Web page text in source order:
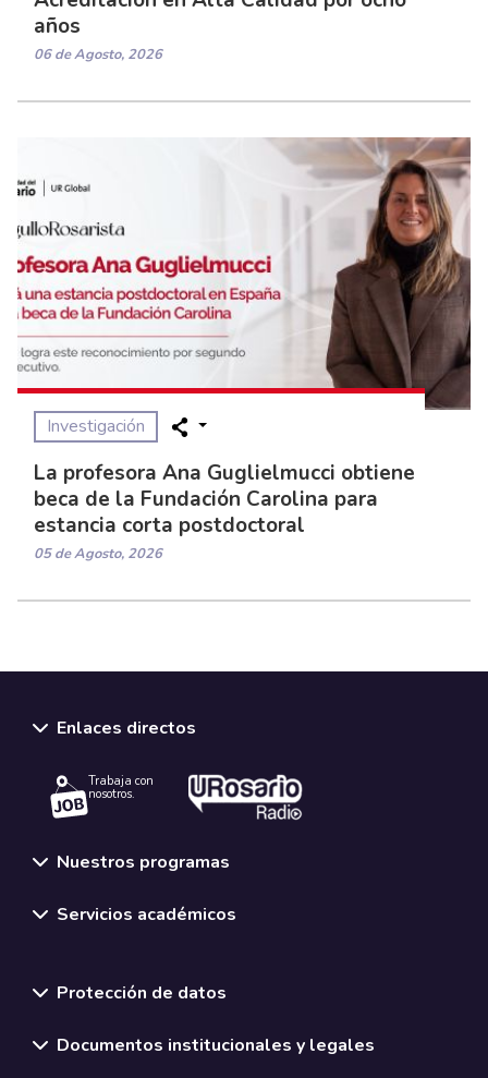
años
06 de Agosto, 2026
Investigación
La profesora Ana Guglielmucci obtiene
beca de la Fundación Carolina para
estancia corta postdoctoral
05 de Agosto, 2026
Enlaces directos
Trabaja con
nosotros.
Nuestros programas
Servicios académicos
Protección de datos
Documentos institucionales y legales